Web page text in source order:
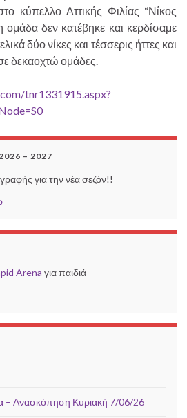
κύπελλο Αττικής Φιλίας “Νίκος
ομάδα δεν κατέβηκε και κερδίσαμε
δύο νίκες και τέσσερις ήττες και
δεκαοχτώ ομάδες.
tnr1331915.aspx?
– 2027
για την νέα σεζόν!!
Arena για παιδιά
– Ανασκόπηση Κυριακή 7/06/26